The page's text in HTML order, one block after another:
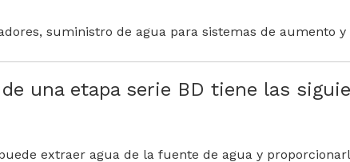
suministro de agua para sistemas de aumento
una etapa serie BD tiene las
extraer agua de la fuente de agua y